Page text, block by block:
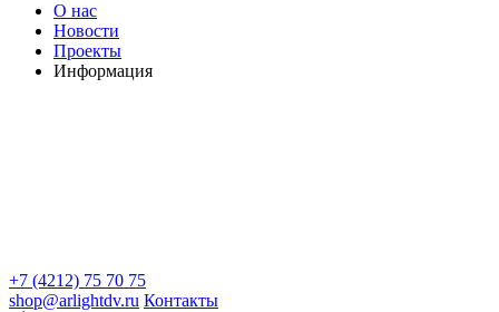
О нас
Новости
Проекты
Информация
+7 (4212) 75 70 75
shop@arlightdv.ru Контакты